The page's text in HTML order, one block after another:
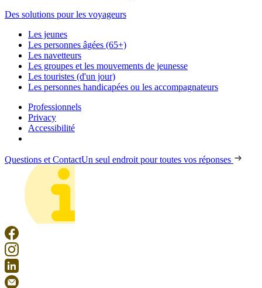
Des solutions pour les voyageurs
Les jeunes
Les personnes âgées (65+)
Les navetteurs
Les groupes et les mouvements de jeunesse
Les touristes (d'un jour)
Les personnes handicapées ou les accompagnateurs
Professionnels
Privacy
Accessibilité
Questions et ContactUn seul endroit pour toutes vos réponses